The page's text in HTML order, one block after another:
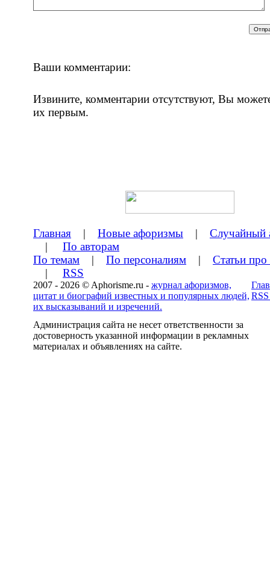
Ваши комментарии:
Извините, комментарии отсутствуют, Вы
их первым.
Главная | Новые афоризмы | Случайный
| По авторам
По темам | По персоналиям | Статьи
| RSS
2007 - 2026 © Aphorisme.ru - журнал афоризмов,
цитат и биографий известных и популярных людей,
их высказываний и изречений.
Администрация сайта не несет ответственности за
достоверность указанной информации в рекламных
материалах и объявлениях на сайте.